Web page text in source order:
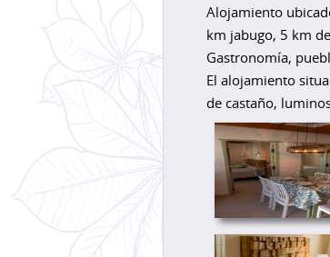
Alojamiento
km jabugo, 5 km
Gastronomía,
El alojamiento
de castaño,